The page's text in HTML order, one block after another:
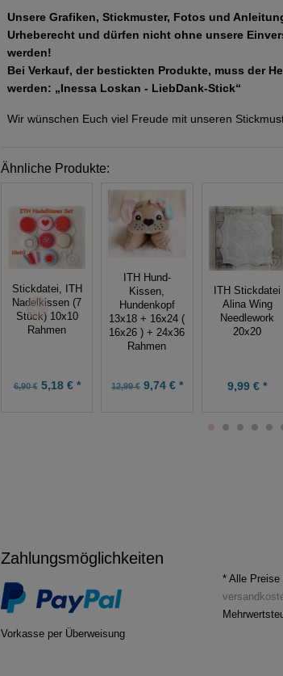
Unsere Grafiken, Stickmuster, Fotos und
Urheberecht und dürfen nicht ohne unsere
werden!
Bei Verkauf, der bestickten Produkte, muss der
werden: „Inessa Loskan - LiebDank-Stick“
Wir wünschen Euch viel Freude mit unseren
Ähnliche Produkte:
Stickdatei, ITH
Nadelkissen (7
Stück) 10x10
Rahmen
6,90 €5,18 € *
ITH Hund-
Kissen,
Hundenkopf
13x18 + 16x24 (
16x26 ) + 24x36
Rahmen
12,99 €9,74 € *
ITH Stickdatei
Alina Wing
Needlework
20x20
9,99 € *
Zahlungsmöglichkeiten
Vorkasse per Überweisung
* Alle Preise